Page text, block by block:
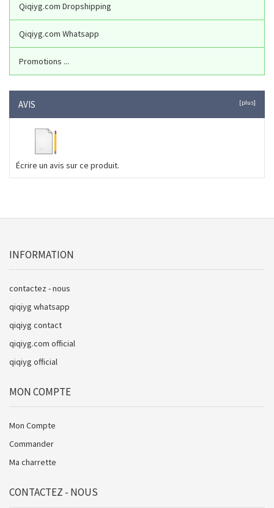
Qiqiyg.com Dropshipping
Qiqiyg.com Whatsapp
Promotions ...
AVIS [plus]
Écrire un avis sur ce produit.
INFORMATION
contactez - nous
qiqiyg whatsapp
qiqiyg contact
qiqiyg.com official
qiqiyg official
MON COMPTE
Mon Compte
Commander
Ma charrette
CONTACTEZ - NOUS